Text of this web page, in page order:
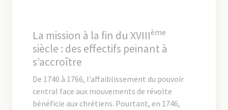
La mission à la fin du XVIIIème
siècle : des effectifs peinant à
s’accroître
De 1740 à 1766, l’affaiblissement du pouvoir
central face aux mouvements de révolte
bénéficie aux chrétiens. Pourtant, en 1746,